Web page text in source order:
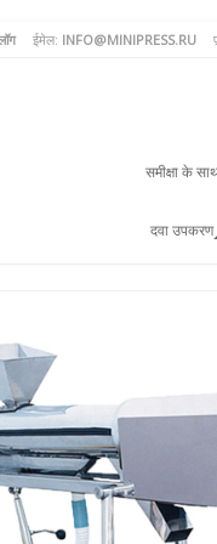
ईमेल: INFO@MINIPRESS.RU
समीक्षा के
दवा उपकरण